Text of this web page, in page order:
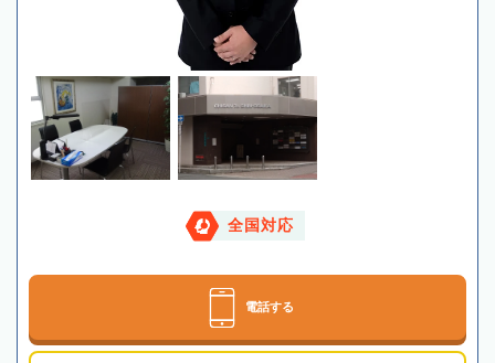
全国対応
電話する